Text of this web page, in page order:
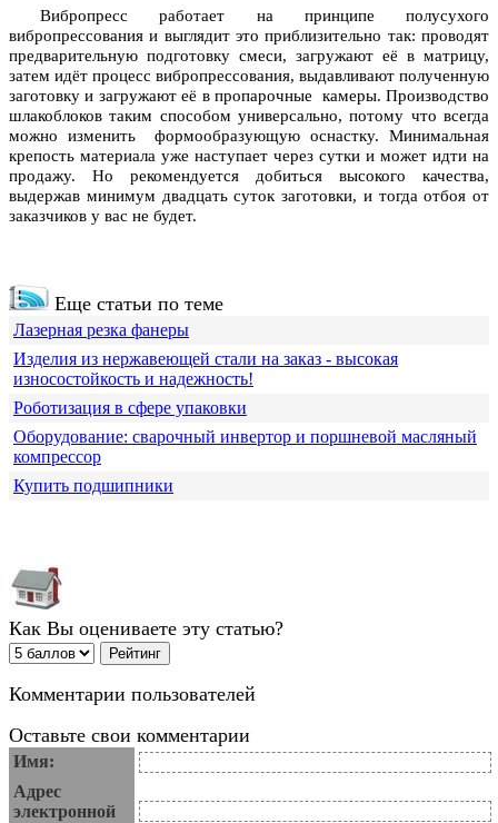
Вибропресс работает на принципе полусухого
вибропрессования и выглядит это приблизительно так: проводят
предварительную подготовку смеси, загружают её в матрицу,
затем идёт процесс вибропрессования, выдавливают полученную
заготовку и загружают её в пропарочные камеры. Производство
шлакоблоков таким способом универсально, потому что всегда
можно изменить формообразующую оснастку. Минимальная
крепость материала уже наступает через сутки и может идти на
продажу. Но рекомендуется добиться высокого качества,
выдержав минимум двадцать суток заготовки, и тогда отбоя от
заказчиков у вас не будет.
Еще статьи по теме
Лазерная резка фанеры
Изделия из нержавеющей стали на заказ - высокая
износостойкость и надежность!
Роботизация в сфере упаковки
Оборудование: сварочный инвертор и поршневой масляный
компрессор
Купить подшипники
Как Вы оцениваете эту статью?
Комментарии пользователей
Оставьте свои комментарии
Имя:
Адрес
электронной